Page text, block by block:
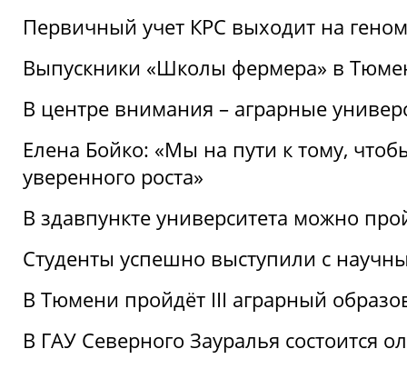
Первичный учет КРС выходит на
Выпускники «Школы фермера» в
В центре внимания – аграрные
Елена Бойко: «Мы на пути к тому,
уверенного роста»
В здавпункте университета можно
Студенты успешно выступили с
В Тюмени пройдёт III аграрный
В ГАУ Северного Зауралья состоится